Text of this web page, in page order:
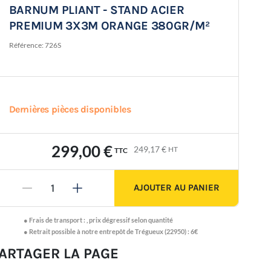
BARNUM PLIANT - STAND ACIER
PREMIUM 3X3M ORANGE 380GR/M²
Référence: 726S
Dernières pièces disponibles
299,00 € TTC 249,17 € HT
- + AJOUTER AU PANIER
●Frais de transport : ,prix dégressif selon quantité
● Retrait possible à notre entrepôt de Trégueux (22950) : 6€
LA PAGE